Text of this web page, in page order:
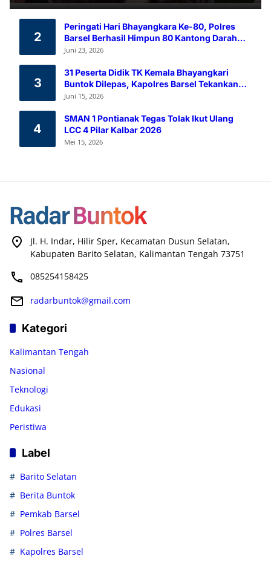
2
Peringati Hari Bhayangkara Ke-80, Polres
Barsel Berhasil Himpun 80 Kantong Darah
Melalui Aksi Donor Darah
Juni 23, 2026
3
31 Peserta Didik TK Kemala Bhayangkari
Buntok Dilepas, Kapolres Barsel Tekankan
Pendidikan Karakter
Juni 15, 2026
4
SMAN 1 Pontianak Tegas Tolak Ikut Ulang
LCC 4 Pilar Kalbar 2026
Mei 15, 2026
Jl. H. Indar, Hilir Sper, Kecamatan Dusun Selatan,
Kabupaten Barito Selatan, Kalimantan Tengah 73751
085254158425
radarbuntok@gmail.com
Kategori
Kalimantan Tengah
Nasional
Teknologi
Edukasi
Peristiwa
Label
Barito Selatan
Berita Buntok
Pemkab Barsel
Polres Barsel
Kapolres Barsel